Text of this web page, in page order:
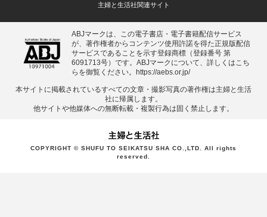
主婦と生活社関連サイト
ABJマークは、この電子書店・電子書籍配信サービス
が、著作権者からコンテンツ使用許諾を得た正規版配信
サービスであることを示す登録商標（登録番号 第
6091713号）です。ABJマークについて、詳しくはこち
らを御覧ください。
https://aebs.or.jp/
本サイトに掲載されているすべての⽂章・撮影写真の著作権は主婦と⽣活
社に帰属します。
他サイトや他媒体への無断転載・複製⾏為は固く禁⽌します。
COPYRIGHT © SHUFU TO SEIKATSU SHA CO.,LTD. All rights
reserved.